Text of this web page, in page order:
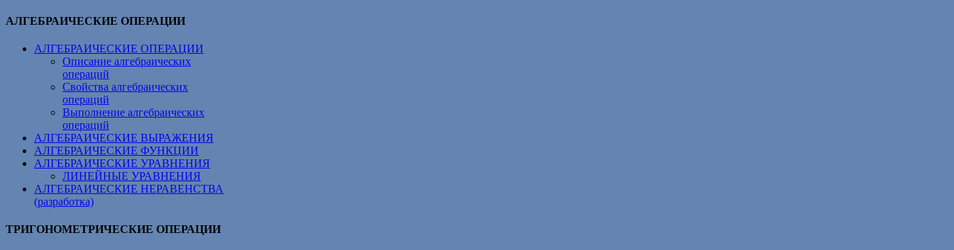
АЛГЕБРАИЧЕСКИЕ ОПЕРАЦИИ
АЛГЕБРАИЧЕСКИЕ ОПЕРАЦИИ
Описание алгебраических
операций
Свойства алгебраических
операций
Выполнение алгебраических
операций
АЛГЕБРАИЧЕСКИЕ ВЫРАЖЕНИЯ
АЛГЕБРАИЧЕСКИЕ ФУНКЦИИ
АЛГЕБРАИЧЕСКИЕ УРАВНЕНИЯ
ЛИНЕЙНЫЕ УРАВНЕНИЯ
АЛГЕБРАИЧЕСКИЕ НЕРАВЕНСТВА
(разработка)
ТРИГОНОМЕТРИЧЕСКИЕ ОПЕРАЦИИ